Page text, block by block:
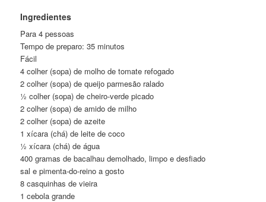
Ingredientes
Para 4 pessoas
Tempo de preparo: 35 minutos
Fácil
4 colher (sopa) de molho de tomate refogado
2 colher (sopa) de queijo parmesão ralado
½ colher (sopa) de cheiro-verde picado
2 colher (sopa) de amido de milho
2 colher (sopa) de azeite
1 xícara (chá) de leite de coco
½ xícara (chá) de água
400 gramas de bacalhau demolhado, limpo e desfiado
sal e pimenta-do-reino a gosto
8 casquinhas de vieira
1 cebola grande